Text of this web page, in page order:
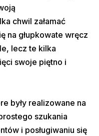
chwil załamać
na głupkowate wręcz
lecz te kilka
swoje piętno i
były realizowane na
szukania
i posługiwaniu się